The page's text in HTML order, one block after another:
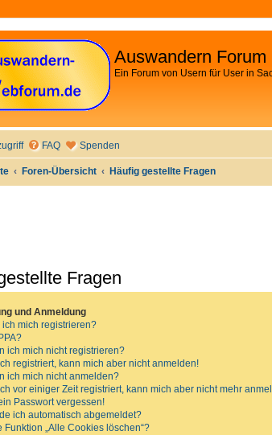
Auswandern Forum
Ein Forum von Usern für User in
FAQ Spenden
Foren-Übersicht Häufig gestellte Fragen
Fragen
und Anmeldung
ich mich registrieren?
ich mich nicht registrieren?
registriert, kann mich aber nicht anmelden!
ich mich nicht anmelden?
vor einiger Zeit registriert, kann mich aber nicht mehr
Passwort vergessen!
ich automatisch abgemeldet?
Funktion „Alle Cookies löschen“?